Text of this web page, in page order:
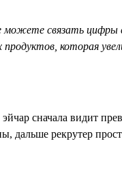
связать
которая
сначала видит
дальше рекрутер